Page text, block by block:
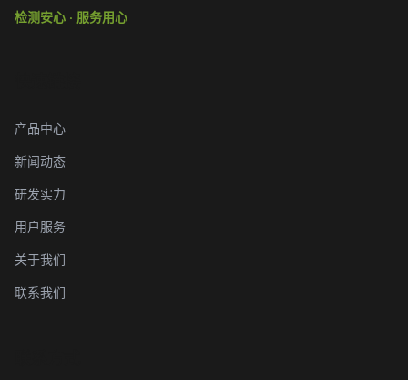
检测安心 · 服务用心
产品中心
新闻动态
研发实力
用户服务
关于我们
联系我们